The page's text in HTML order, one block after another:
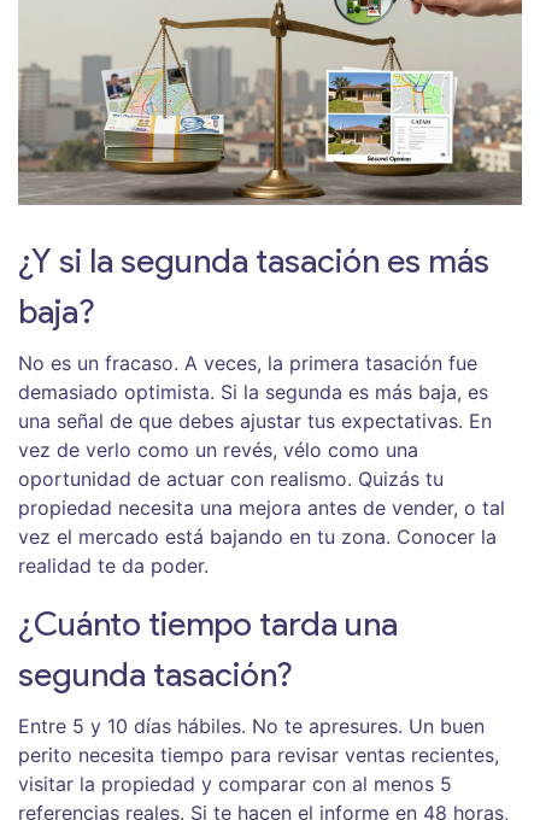
¿Y si la segunda tasación es más
baja?
No es un fracaso. A veces, la primera tasación fue
demasiado optimista. Si la segunda es más baja, es
una señal de que debes ajustar tus expectativas. En
vez de verlo como un revés, vélo como una
oportunidad de actuar con realismo. Quizás tu
propiedad necesita una mejora antes de vender, o tal
vez el mercado está bajando en tu zona. Conocer la
realidad te da poder.
¿Cuánto tiempo tarda una
segunda tasación?
Entre 5 y 10 días hábiles. No te apresures. Un buen
perito necesita tiempo para revisar ventas recientes,
visitar la propiedad y comparar con al menos 5
referencias reales. Si te hacen el informe en 48 horas,